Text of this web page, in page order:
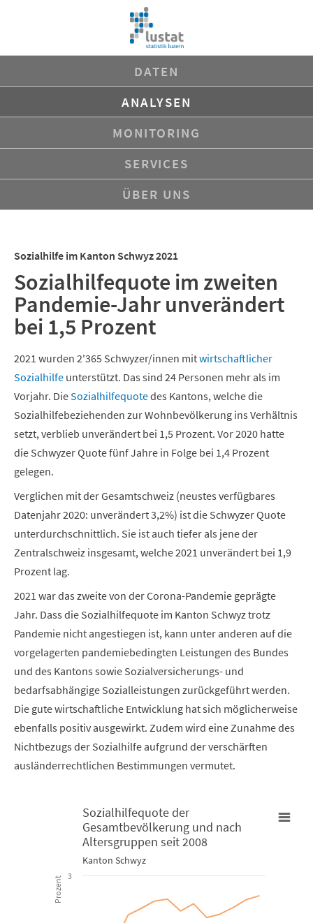
DATEN
ANALYSEN
MONITORING
SERVICES
ÜBER UNS
Sozialhilfe im Kanton Schwyz 2021
Sozialhilfequote im zweiten
Pandemie-Jahr unverändert
bei 1,5 Prozent
2021 wurden 2'365 Schwyzer/innen mitwirtschaftlicher
Sozialhilfe unterstützt. Das sind 24 Personen mehr als im
Vorjahr. DieSozialhilfequotedes Kantons, welche die
Sozialhilfebeziehenden zur Wohnbevölkerung ins Verhältnis
setzt, verblieb unverändert bei 1,5 Prozent. Vor 2020 hatte
die Schwyzer Quote fünf Jahre in Folge bei 1,4 Prozent
gelegen.
Verglichen mit der Gesamtschweiz (neustes verfügbares
Datenjahr 2020: unverändert 3,2%) ist die Schwyzer Quote
unterdurchschnittlich. Sie ist auch tiefer als jene der
Zentralschweiz insgesamt, welche 2021 unverändert bei 1,9
Prozent lag.
2021 war das zweite von der Corona-Pandemie geprägte
Jahr. Dass die Sozialhilfequote im Kanton Schwyz trotz
Pandemie nicht angestiegen ist, kann unter anderen auf die
vorgelagerten pandemiebedingten Leistungen des Bundes
und des Kantons sowie Sozialversicherungs- und
bedarfsabhängige Sozialleistungen zurückgeführt werden.
Die gute wirtschaftliche Entwicklung hat sich möglicherweise
ebenfalls positiv ausgewirkt. Zudem wird eine Zunahme des
Nichtbezugs der Sozialhilfe aufgrund der verschärften
ausländerrechtlichen Bestimmungen vermutet.
Sozialhilfequote der Gesamtbevölkerung und nach
Line chart with 6 lines.
Kanton Schwyz
Prozent
Sozialhilfequote der
Gesamtbevölkerung und nach
Altersgruppen seit 2008
Kanton Schwyz
3